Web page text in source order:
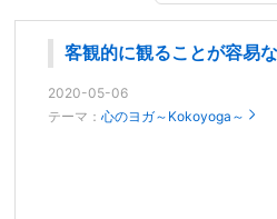
客観的に観ることが容易
2020-05-06
テーマ： 心のヨガ～Kokoyoga～